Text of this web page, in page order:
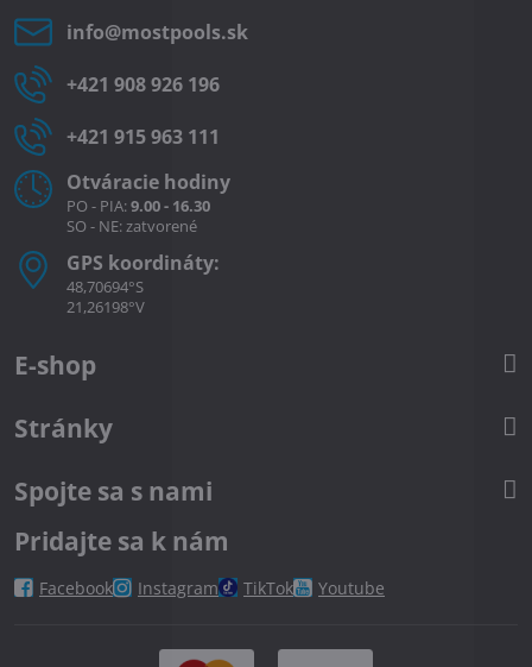
info​@mostpools​.sk
+421 908 926 196
+421 915 963 111
Otváracie hodiny
PO - PIA:9.00 - 16.30
SO - NE: zatvorené
GPS koordináty:
48,70694°S
21,26198°V
E-shop
Stránky
Spojte sa s nami
Pridajte sa k nám
Facebook Instagram TikTok Youtube